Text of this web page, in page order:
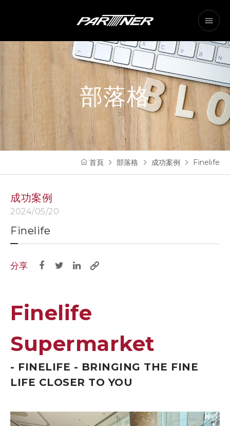
部落格
首頁 部落格 成功案例 Finelife
2024/05/20
成功案例
Finelife
分享
Finelife
Supermarket
- FINELIFE - BRINGING THE FINE
LIFE CLOSER TO YOU